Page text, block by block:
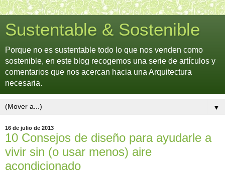
Sustentable & Sostenible
Porque no es sustentable todo lo que nos venden como
sostenible, en este blog recogemos una serie de artículos y
comentarios que nos acercan hacia una Arquitectura
necesaria.
▼
16 de julio de 2013
10 Consejos de diseño para ayudarle a
vivir sin (o usar menos) aire
acondicionado